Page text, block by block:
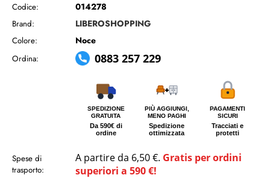
Codice: 014278
Brand: LIBEROSHOPPING
Colore: Noce
Ordina: 0883 257 229
SPEDIZIONE
GRATUITA
Da 590€ di
ordine
PIÙ AGGIUNGI,
MENO PAGHI
Spedizione
ottimizzata
PAGAMENTI
SICURI
Tracciati e
protetti
Spese di
trasporto:
A partire da 6,50 €. Gratis per ordini
superiori a 590 €!